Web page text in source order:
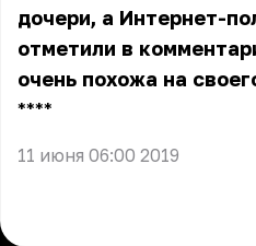
дочери, а Интернет-
отметили в
очень похожа на
** **
11 июня 06:00 2019